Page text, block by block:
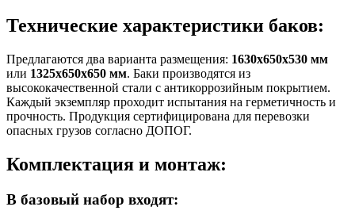
Технические характеристики баков:
Предлагаются два варианта размещения: 1630х650х530 мм
или 1325х650х650 мм. Баки производятся из
высококачественной стали с антикоррозийным покрытием.
Каждый экземпляр проходит испытания на герметичность и
прочность. Продукция сертифицирована для перевозки
опасных грузов согласно ДОПОГ.
Комплектация и монтаж:
В базовый набор входят: